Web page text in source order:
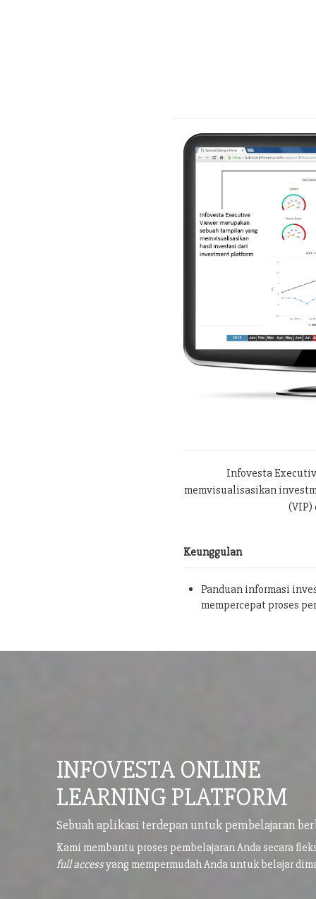
Infovesta
memvisualisasikan
(VIP)
Keunggulan
Panduan informasi
mempercepat proses
INFOVESTA ONLINE
LEARNING PLATFORM
Sebuah aplikasi terdepan untuk pembelajaran
Kami membantu proses pembelajaran Anda secara
full accessyang mempermudah Anda untuk belajar